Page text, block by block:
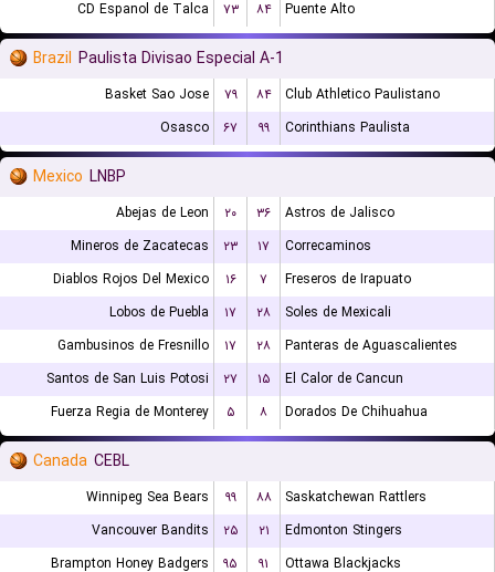
CD Espanol de Talca
۷۳ ۸۴ Puente Alto
Brazil Paulista Divisao Especial A-1
Basket Sao Jose ۷۹ ۸۴
Club Athletico Paulistano
Osasco
۶۷ ۹۹ Corinthians Paulista
Mexico LNBP
Abejas de Leon ۲۰ ۳۶
Astros de Jalisco
Mineros de Zacatecas
۲۳ ۱۷
Correcaminos
Diablos Rojos Del Mexico
۱۶ ۷
Freseros de Irapuato
Lobos de Puebla
۱۷ ۲۸
Soles de Mexicali
Gambusinos de Fresnillo
۱۷ ۲۸
Panteras de Aguascalientes
Santos de San Luis Potosi
۲۷ ۱۵
El Calor de Cancun
Fuerza Regia de Monterey
۵ ۸ Dorados De Chihuahua
Canada CEBL
Winnipeg Sea Bears ۹۹ ۸۸
Saskatchewan Rattlers
Vancouver Bandits
۲۵ ۲۱
Edmonton Stingers
Brampton Honey Badgers
۹۵ ۹۱
Ottawa Blackjacks